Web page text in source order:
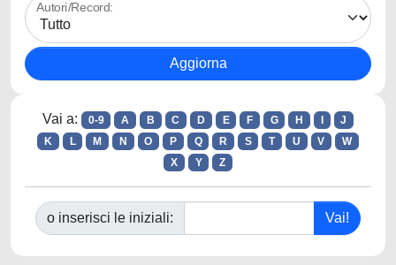
Autori/Record:
Vai a: 0-9 A B C D E F G H
J
K
L M N O P Q R S T U V
W
X
Y Z
o inserisci le iniziali: